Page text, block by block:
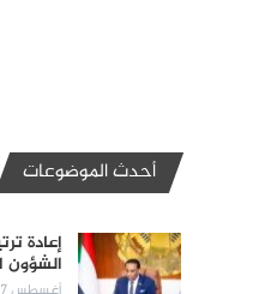
أحدث الموضوعات
إعادة
الشؤون